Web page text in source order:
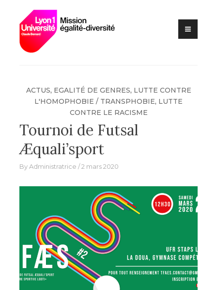
content
Bernard Lyon
1
ACTUS, EGALITÉ DE GENRES, LUTTE CONTRE
L'HOMOPHOBIE / TRANSPHOBIE, LUTTE
CONTRE LE RACISME
Tournoi de Futsal
Æquali’sport
ByAdministratrice 2 mars 2020